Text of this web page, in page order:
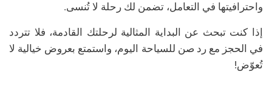
واحترافيتها في التعامل، تضمن لك رحلة لا تُنسى.
إذا كنت تبحث عن البداية المثالية لرحلتك القادمة، فلا تتردد
في الحجز مع رد صن للسياحة اليوم، واستمتع بعروض خيالية لا
تُعوّض!